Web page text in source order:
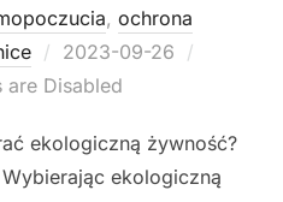
, ochrona
Posted
on
2023-09-26
are Disabled
ekologiczną żywność?
ekologiczną